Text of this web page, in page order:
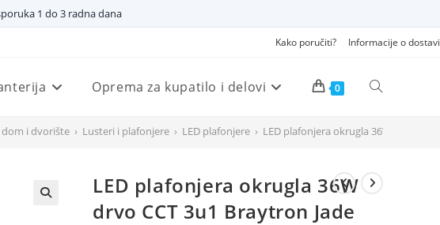
1 do 3 radna dana
Kako poručiti? Informacije o dostavi
Oprema za kupatilo i delovi 0 Pretraži
dom i dvorište › Lusteri i plafonjere › LED plafonjere › LED plafonjera okrugla 36W drvo
LED plafonjera okrugla 36W
drvo CCT 3u1 Braytron Jade